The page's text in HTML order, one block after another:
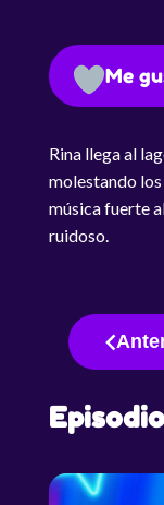
Me
Rina llega al
molestando los
música fuerte
ruidoso.